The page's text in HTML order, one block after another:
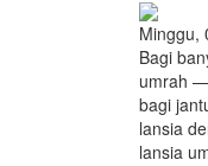
Minggu,
Bagi
umrah
bagi
lansia
lansia